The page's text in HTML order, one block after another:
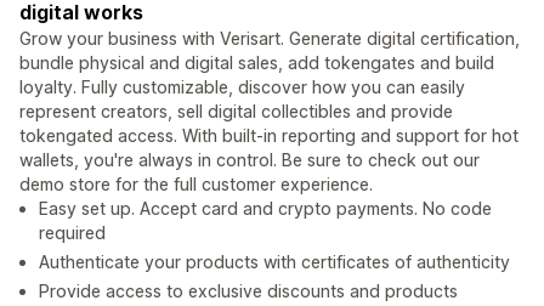
digital works
Grow your business with Verisart. Generate digital certification,
bundle physical and digital sales, add tokengates and build
loyalty. Fully customizable, discover how you can easily
represent creators, sell digital collectibles and provide
tokengated access. With built-in reporting and support for hot
wallets, you're always in control. Be sure to check out our
demo store for the full customer experience.
Easy set up. Accept card and crypto payments. No code
required
Authenticate your products with certificates of authenticity
Provide access to exclusive discounts and products